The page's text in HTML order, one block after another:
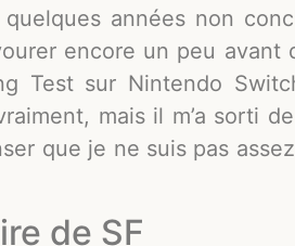
années non
encore un peu
Test sur Nintendo
mais il m’a sorti
que je ne suis pas
de SF